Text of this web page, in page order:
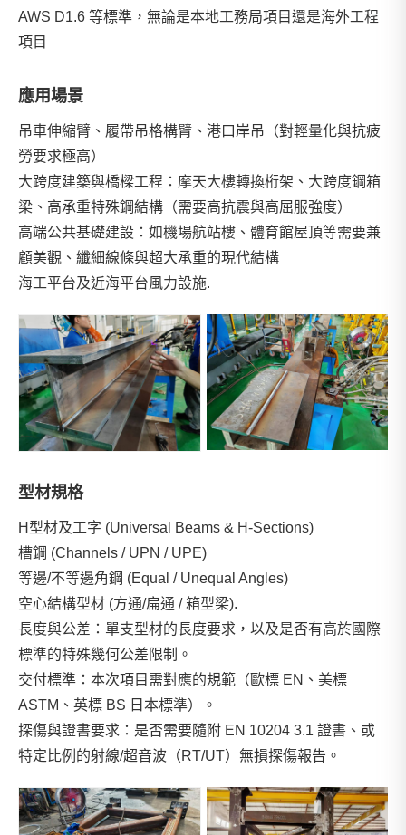
AWS D1.6 等標準，無論是本地工務局項目還是海外工程
項目
應用場景
吊車伸縮臂、履帶吊格構臂、港口岸吊（對輕量化與抗疲
勞要求極高）
大跨度建築與橋樑工程：摩天大樓轉換桁架、大跨度鋼箱
梁、高承重特殊鋼結構（需要高抗震與高屈服強度）
高端公共基礎建設：如機場航站樓、體育館屋頂等需要兼
顧美觀、纖細線條與超大承重的現代結構
海工平台及近海平台風力設施.
型材規格
H型材及工字 (Universal Beams & H-Sections)
槽鋼 (Channels / UPN / UPE)
等邊/不等邊角鋼 (Equal / Unequal Angles)
空心結構型材 (方通/扁通 / 箱型梁).
長度與公差：單支型材的長度要求，以及是否有高於國際
標準的特殊幾何公差限制。
交付標準：本次項目需對應的規範（歐標 EN、美標
ASTM、英標 BS 日本標準）。
探傷與證書要求：是否需要隨附 EN 10204 3.1 證書、或
特定比例的射線/超音波（RT/UT）無損探傷報告。